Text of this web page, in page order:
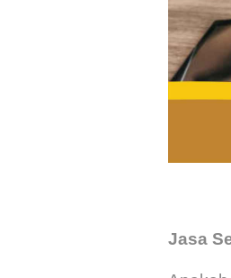
Jasa